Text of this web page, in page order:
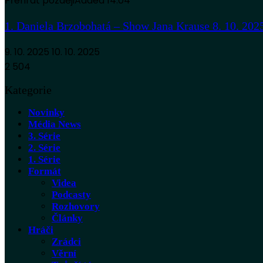
1. Daniela Brzobohatá – Show Jana Krause 8. 10.
9. 10. 2025 10. 10. 2025
2 504
Kategorie
Novinky
Média News
3. Série
2. Série
1. Série
Formát
Videa
Podcasty
Rozhovory
Články
Hráči
Zrádci
Věrní